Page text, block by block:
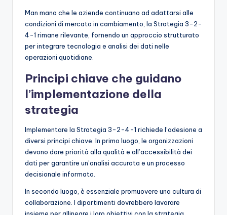
Man mano che le aziende continuano ad adattarsi alle
condizioni di mercato in cambiamento, la Strategia 3-2-
4-1 rimane rilevante, fornendo un approccio strutturato
per integrare tecnologia e analisi dei dati nelle
operazioni quotidiane.
Principi chiave che guidano
l’implementazione della
strategia
Implementare la Strategia 3-2-4-1 richiede l’adesione a
diversi principi chiave. In primo luogo, le organizzazioni
devono dare priorità alla qualità e all’accessibilità dei
dati per garantire un’analisi accurata e un processo
decisionale informato.
In secondo luogo, è essenziale promuovere una cultura di
collaborazione. I dipartimenti dovrebbero lavorare